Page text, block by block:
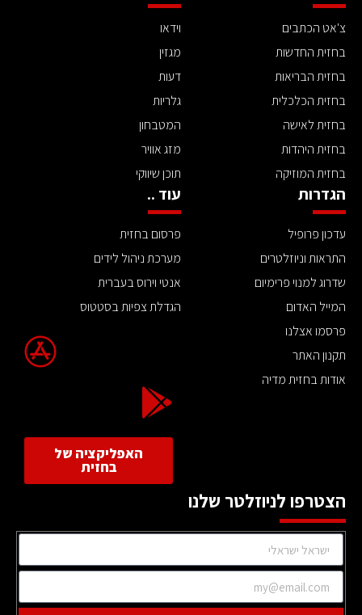
צ'אט הכתבים
בחזית החדשות
בחזית הבריאות
בחזית הכלכלית
בחזית לאישה
בחזית היהדות
בחזית המוזיקה
וידאו
מגזין
דעות
גלריות
המטבחון
מזג אוויר
תוכן שיווקי
הגדרות
עדכון פרופיל
התראות וניוזלטרים
שדרוג למנוי פרימיום
המייל האדום
פרסמו אצלנו
תקנון האתר
אודות בחזית מדיה
עוד ..
פרסום בחזית
מערכת ניהול לידים
אנטי וירוס בעברית
הגדלת צפיות בסטטוס
האפליקציה של
בחזית
הצטרפו לניוזלטר שלנו